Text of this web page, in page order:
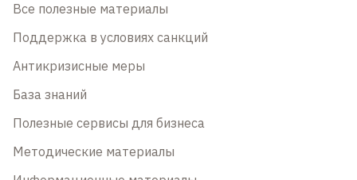
Все полезные материалы
Поддержка в условиях санкций
Антикризисные меры
База знаний
Полезные сервисы для бизнеса
Методические материалы